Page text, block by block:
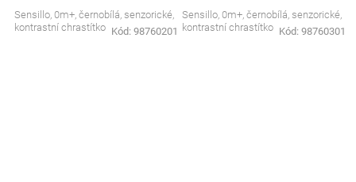
Sensillo, 0m+, černobílá, senzorické,
kontrastní chrastítko Kód: 98760201
Sensillo, 0m+, černobílá, senzorické,
kontrastní chrastítko Kód: 98760301